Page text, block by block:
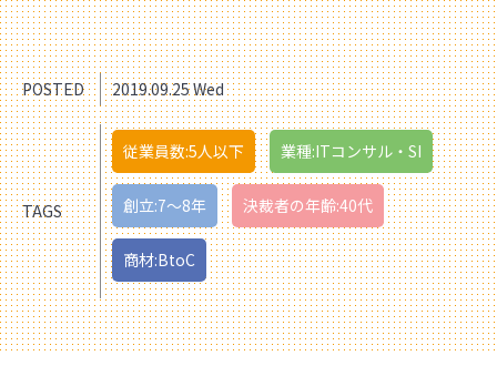
POSTED 2019.09.25 Wed
TAGS
従業員数:5人以下 業種:ITコンサル・SI
創立:7〜8年 決裁者の年齢:40代
商材:BtoC